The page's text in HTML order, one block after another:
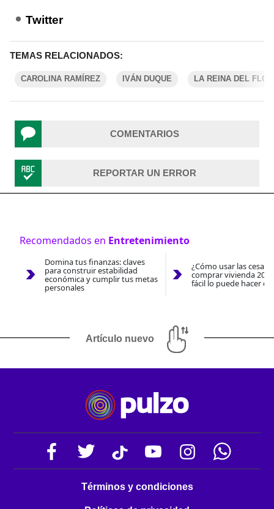
Twitter
TEMAS RELACIONADOS:
CAROLINA RAMÍREZ IVÁN DUQUE LA REINA DEL
COMENTARIOS
REPORTAR UN ERROR
Recomendados en Entretenimiento
Domina tus finanzas: claves
para construir estabilidad
económica y cumplir tus metas
personales
¿Cómo usar las
comprar vivienda
fácil lo puede hacer
Artículo nuevo
Términos y condiciones